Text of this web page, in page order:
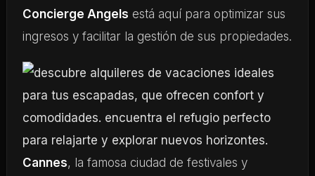
Concierge Angels está aquí para optimizar sus
ingresos y facilitar la gestión de sus propiedades.
Cannes, la famosa ciudad de festivales y